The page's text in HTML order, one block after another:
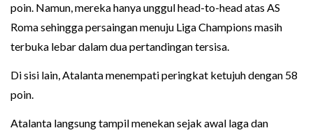
poin. Namun, mereka hanya unggul head-to-head atas AS
Roma sehingga persaingan menuju Liga Champions masih
terbuka lebar dalam dua pertandingan tersisa.
Di sisi lain, Atalanta menempati peringkat ketujuh dengan 58
poin.
Atalanta langsung tampil menekan sejak awal laga dan